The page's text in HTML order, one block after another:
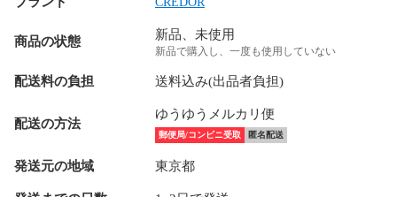
商品の状態 新品、未使用
新品で購入し、一度も使用していない
配送料の負担 送料込み(出品者負担)
配送の方法
ゆうゆうメルカリ便
郵便局/コンビニ受取 匿名配送
発送元の地域 東京都